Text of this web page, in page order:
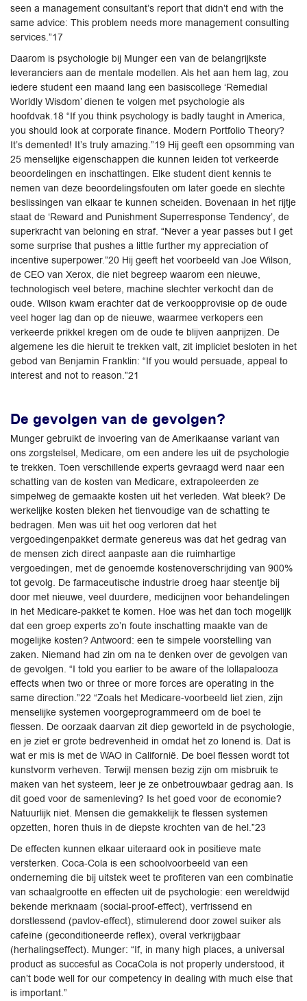
seen a management consultant’s report that didn’t end with the
same advice: This problem needs more management consulting
services.”17
Daarom is psychologie bij Munger een van de belangrijkste
leveranciers aan de mentale modellen. Als het aan hem lag, zou
iedere student een maand lang een basiscollege ‘Remedial
Worldly Wisdom’ dienen te volgen met psychologie als
hoofdvak.18 “If you think psychology is badly taught in America,
you should look at corporate finance. Modern Portfolio Theory?
It’s demented! It’s truly amazing.”19 Hij geeft een opsomming van
25 menselijke eigenschappen die kunnen leiden tot verkeerde
beoordelingen en inschattingen. Elke student dient kennis te
nemen van deze beoordelingsfouten om later goede en slechte
beslissingen van elkaar te kunnen scheiden. Bovenaan in het rijtje
staat de ‘Reward and Punishment Superresponse Tendency’, de
superkracht van beloning en straf. “Never a year passes but I get
some surprise that pushes a little further my appreciation of
incentive superpower.”20 Hij geeft het voorbeeld van Joe Wilson,
de CEO van Xerox, die niet begreep waarom een nieuwe,
technologisch veel betere, machine slechter verkocht dan de
oude. Wilson kwam erachter dat de verkoopprovisie op de oude
veel hoger lag dan op de nieuwe, waarmee verkopers een
verkeerde prikkel kregen om de oude te blijven aanprijzen. De
algemene les die hieruit te trekken valt, zit impliciet besloten in het
gebod van Benjamin Franklin: “If you would persuade, appeal to
interest and not to reason.”21
De gevolgen van de gevolgen?
Munger gebruikt de invoering van de Amerikaanse variant van
ons zorgstelsel, Medicare, om een andere les uit de psychologie
te trekken. Toen verschillende experts gevraagd werd naar een
schatting van de kosten van Medicare, extrapoleerden ze
simpelweg de gemaakte kosten uit het verleden. Wat bleek? De
werkelijke kosten bleken het tienvoudige van de schatting te
bedragen. Men was uit het oog verloren dat het
vergoedingenpakket dermate genereus was dat het gedrag van
de mensen zich direct aanpaste aan die ruimhartige
vergoedingen, met de genoemde kostenoverschrijding van 900%
tot gevolg. De farmaceutische industrie droeg haar steentje bij
door met nieuwe, veel duurdere, medicijnen voor behandelingen
in het Medicare-pakket te komen. Hoe was het dan toch mogelijk
dat een groep experts zo’n foute inschatting maakte van de
mogelijke kosten? Antwoord: een te simpele voorstelling van
zaken. Niemand had zin om na te denken over de gevolgen van
de gevolgen. “I told you earlier to be aware of the lollapalooza
effects when two or three or more forces are operating in the
same direction.”22 “Zoals het Medicare-voorbeeld liet zien, zijn
menselijke systemen voorgeprogrammeerd om de boel te
flessen. De oorzaak daarvan zit diep geworteld in de psychologie,
en je ziet er grote bedrevenheid in omdat het zo lonend is. Dat is
wat er mis is met de WAO in Californië. De boel flessen wordt tot
kunstvorm verheven. Terwijl mensen bezig zijn om misbruik te
maken van het systeem, leer je ze onbetrouwbaar gedrag aan. Is
dit goed voor de samenleving? Is het goed voor de economie?
Natuurlijk niet. Mensen die gemakkelijk te flessen systemen
opzetten, horen thuis in de diepste krochten van de hel.”23
De effecten kunnen elkaar uiteraard ook in positieve mate
versterken. Coca-Cola is een schoolvoorbeeld van een
onderneming die bij uitstek weet te profiteren van een combinatie
van schaalgrootte en effecten uit de psychologie: een wereldwijd
bekende merknaam (social-proof-effect), verfrissend en
dorstlessend (pavlov-effect), stimulerend door zowel suiker als
cafeïne (geconditioneerde reflex), overal verkrijgbaar
(herhalingseffect). Munger: “If, in many high places, a universal
product as succesful as CocaCola is not properly understood, it
can’t bode well for our competency in dealing with much else that
is important.”